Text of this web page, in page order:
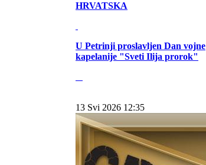
HRVATSKA
U Petrinji proslavljen Dan vojne
kapelanije "Sveti Ilija prorok"
13 Svi 2026 12:35